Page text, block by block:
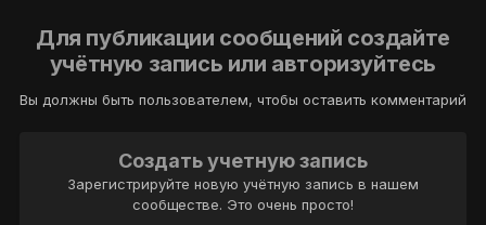
Для публикации сообщений создайте
учётную запись или авторизуйтесь
Вы должны быть пользователем, чтобы оставить комментарий
Создать учетную запись
Зарегистрируйте новую учётную запись в нашем
сообществе. Это очень просто!